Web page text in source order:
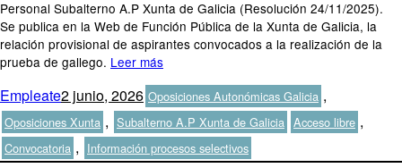
Personal Subalterno A.P Xunta de Galicia (Resolución 24/11/2025).
Se publica en la Web de Función Pública de la Xunta de Galicia, la
relación provisional de aspirantes convocados a la realización de la
prueba de gallego. Leer más
Autor
EmpleatePublicado
el
2 junio, 2026Categorías
Oposiciones Autonómicas Galicia ,
Oposiciones Xunta , Subalterno A.P Xunta de Galicia Etiquetas
Acceso libre ,
Convocatoria , Información procesos selectivos